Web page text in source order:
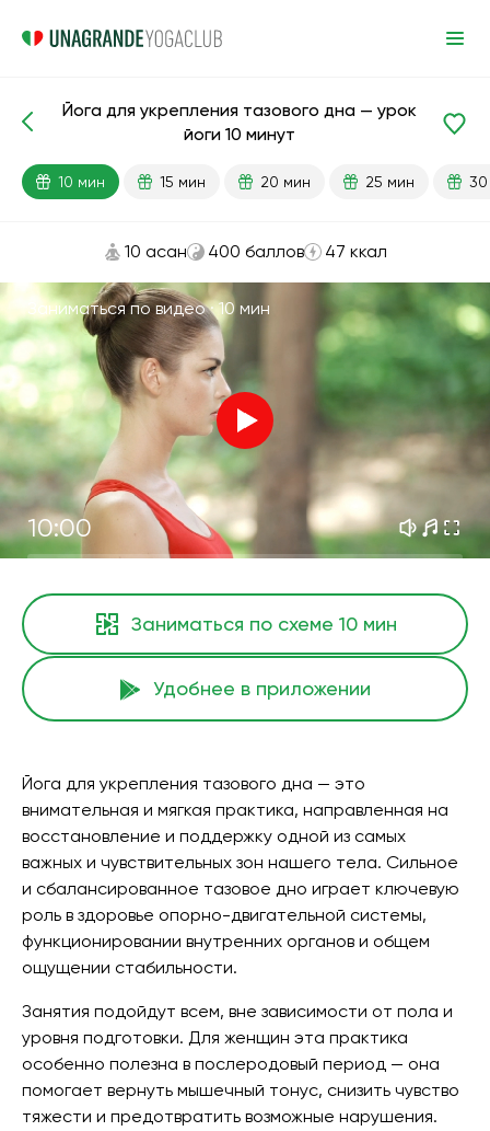
Таз
Йога для укрепления тазового дна — урок
йоги 10 минут
10 мин 15 мин 20 мин 25 мин
10 асан 400 баллов 47 ккал
Заниматься по видео ·10 мин
10:00
Заниматься по схеме 10 мин
Удобнее в приложении
Йога для укрепления тазового дна — это
внимательная и мягкая практика, направленная на
восстановление и поддержку одной из самых
важных и чувствительных зон нашего тела. Сильное
и сбалансированное тазовое дно играет ключевую
роль в здоровье опорно-двигательной системы,
функционировании внутренних органов и общем
ощущении стабильности.
Занятия подойдут всем, вне зависимости от пола и
уровня подготовки. Для женщин эта практика
особенно полезна в послеродовый период — она
помогает вернуть мышечный тонус, снизить чувство
тяжести и предотвратить возможные нарушения.